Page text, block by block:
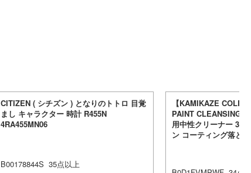
CITIZEN ( シチズン ) となりのトトロ 目覚
まし キャラクター 時計 R455N
4RA455MN06
B00178844S 35点以上
【KAMIKAZE
PAINT CLEANSING
用中性クリーナー
ン コーティング落と